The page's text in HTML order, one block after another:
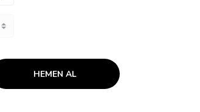
HEMEN AL